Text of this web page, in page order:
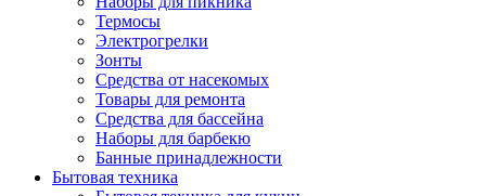
Термосы
Электрогрелки
Зонты
Средства от насекомых
Товары для ремонта
Средства для бассейна
Наборы для барбекю
Банные принадлежности
Бытовая техника